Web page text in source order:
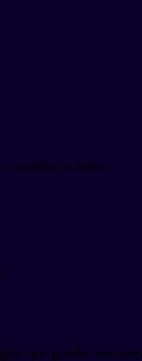
conejillo de indias
que puedes